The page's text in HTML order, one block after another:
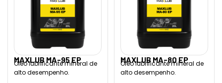
MAXLUB MA-95 EP
Óleo lubrificante mineral de
alto desempenho.
MAXLUB MA-80 EP
Óleo lubrificante mineral de
alto desempenho.